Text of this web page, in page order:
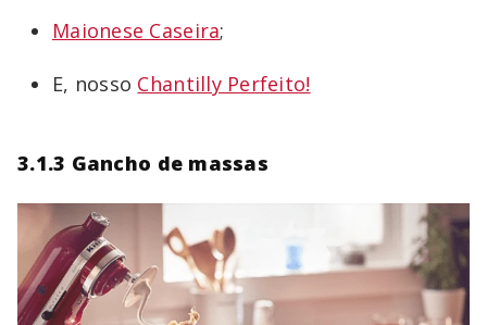
Maionese Caseira;
E, nosso Chantilly Perfeito!
3.1.3 Gancho de massas